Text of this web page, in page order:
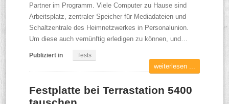
Partner im Programm. Viele Computer zu Hause sind
Arbeitsplatz, zentraler Speicher für Mediadateien und
Schaltzentrale des Heimnetzwerkes in Personalunion.
Um diese auch vernünftig erledigen zu können, und…
Publiziert in Tests
weiterlesen ...
Festplatte bei Terrastation 5400